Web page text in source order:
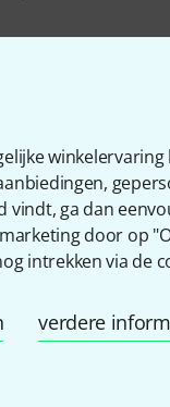
ga dan
door op
intrekken via de
verdere
Alle prijzen
u ziet?